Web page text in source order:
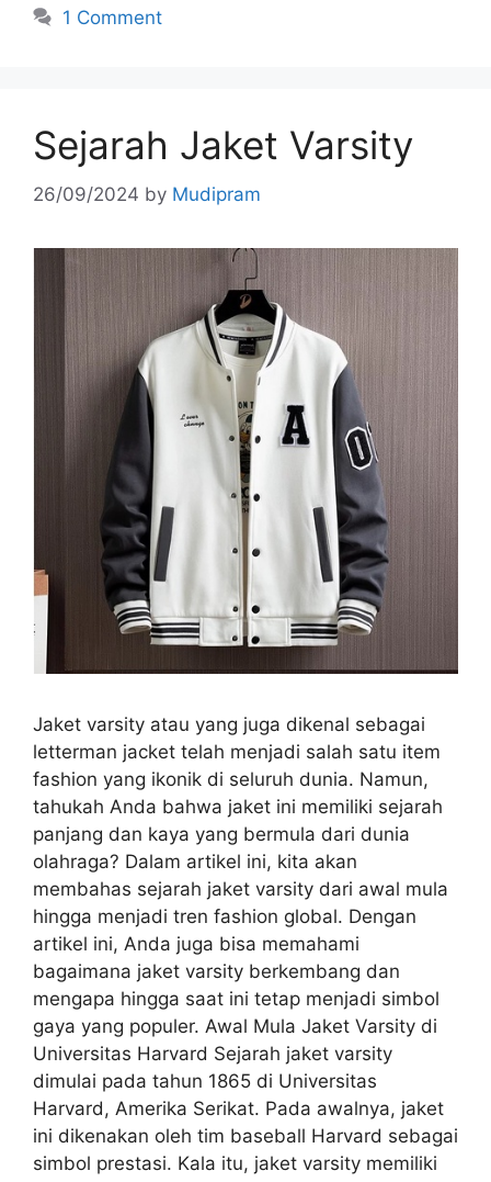
1 Comment
Sejarah Jaket Varsity
26/09/2024 by Mudipram
Jaket varsity atau yang juga dikenal sebagai
letterman jacket telah menjadi salah satu item
fashion yang ikonik di seluruh dunia. Namun,
tahukah Anda bahwa jaket ini memiliki sejarah
panjang dan kaya yang bermula dari dunia
olahraga? Dalam artikel ini, kita akan
membahas sejarah jaket varsity dari awal mula
hingga menjadi tren fashion global. Dengan
artikel ini, Anda juga bisa memahami
bagaimana jaket varsity berkembang dan
mengapa hingga saat ini tetap menjadi simbol
gaya yang populer. Awal Mula Jaket Varsity di
Universitas Harvard Sejarah jaket varsity
dimulai pada tahun 1865 di Universitas
Harvard, Amerika Serikat. Pada awalnya, jaket
ini dikenakan oleh tim baseball Harvard sebagai
simbol prestasi. Kala itu, jaket varsity memiliki